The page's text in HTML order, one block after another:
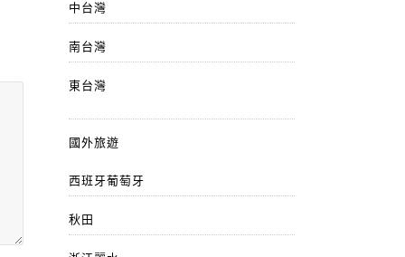
中台灣
南台灣
東台灣
國外旅遊
西班牙葡萄牙
秋田